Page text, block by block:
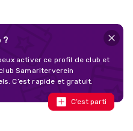
?
activer ce profil de club et
Samariterverein
C’est rapide et gratuit.
C’est parti